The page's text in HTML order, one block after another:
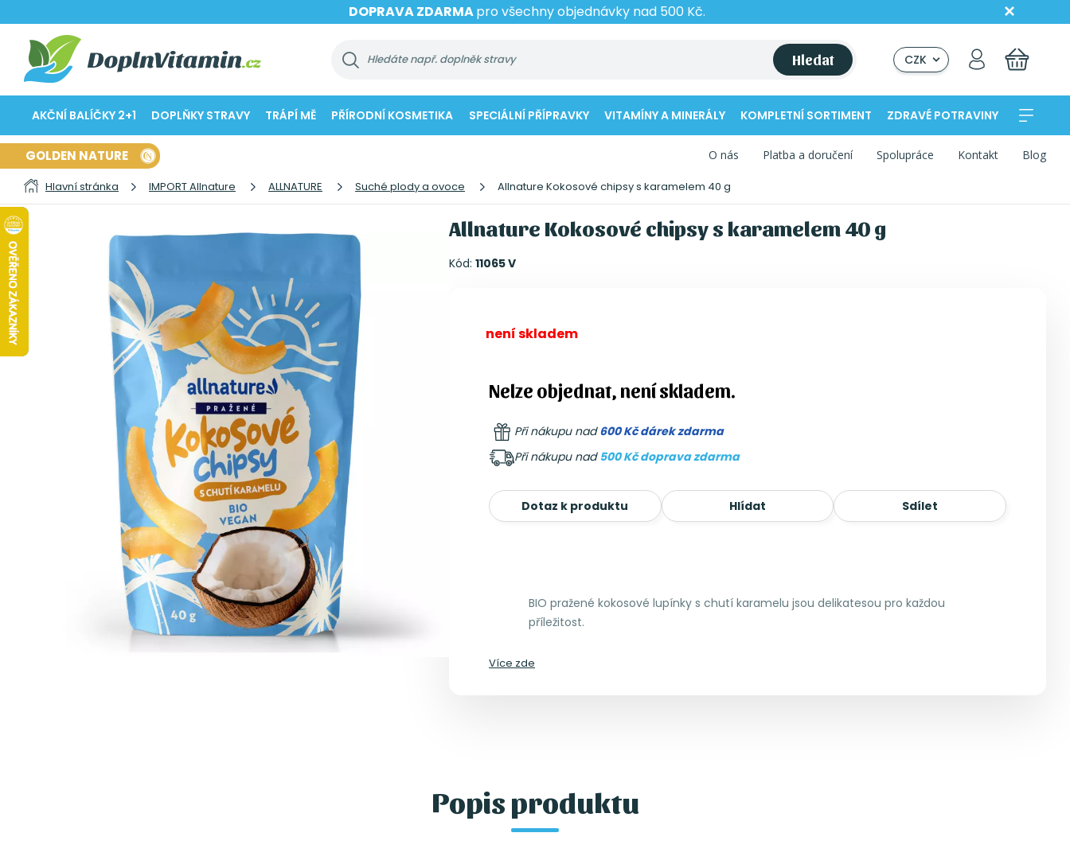
DOPRAVA ZDARMApro všechny objednávky nad 500 Kč.
Hledat CZK
AKČNÍ BALÍČKY 2+1 DOPLŇKY STRAVY TRÁPÍ MĚ PŘÍRODNÍ KOSMETIKA SPECIÁLNÍ PŘÍPRAVKY VITAMÍNY A MINERÁLY KOMPLETNÍ SORTIMENT ZDRAVÉ POTRAVINY
GOLDEN NATURE O nás Platba a doručení Spolupráce Kontakt Blog
Hlavní stránka IMPORT Allnature ALLNATURE Suché plody a ovoce Allnature Kokosové chipsy s karamelem 40 g
Allnature Kokosové chipsy s karamelem 40 g
Kód: 11065 V
není skladem
Nelze objednat, není skladem.
Při nákupu nad600 Kč dárek zdarma
Při nákupu nad 500 Kč doprava zdarma
Dotaz k produktu Hlídat Sdílet
BIO pražené kokosové lupínky s chutí karamelu jsou delikatesou pro každou
příležitost.
Více zde
Popis produktu